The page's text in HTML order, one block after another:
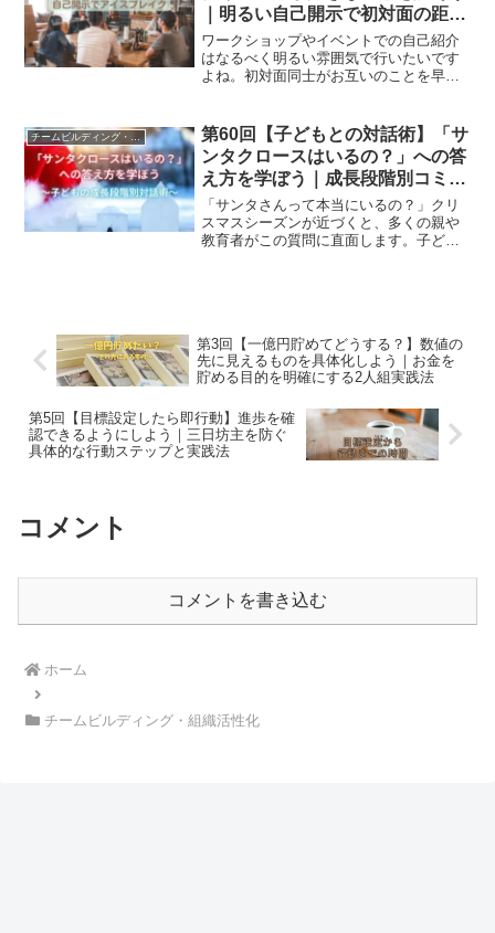
｜明るい自己開示で初対面の距離
を縮める円座ワークショップ手法
ワークショップやイベントでの自己紹介
はなるべく明るい雰囲気で行いたいです
よね。初対面同士がお互いのことを早く
できれば、ワークショップやイベントの
進行もスムーズにいきます。
チームビルディング・組織活性化
第60回【子どもとの対話術】「サ
ンタクロースはいるの？」への答
え方を学ぼう｜成長段階別コミュ
ニケーション実践法
「サンタさんって本当にいるの？」クリ
スマスシーズンが近づくと、多くの親や
教育者がこの質問に直面します。子ども
し、夢を壊さずに対話する技術を学びま
す。
第3回【一億円貯めてどうする？】数値の
先に見えるものを具体化しよう｜お金を
貯める目的を明確にする2人組実践法
第5回【目標設定したら即行動】進歩を確
認できるようにしよう｜三日坊主を防ぐ
具体的な行動ステップと実践法
コメント
コメントを書き込む
ホーム
チームビルディング・組織活性化